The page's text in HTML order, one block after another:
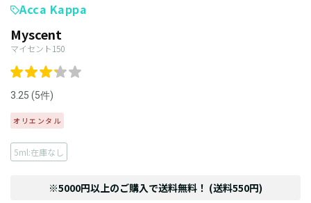
Acca Kappa
Myscent
マイセント150
3.25 (5件)
オリエンタル
5ml:在庫なし
※5000円以上のご購入で送料無料！ (送料550円)